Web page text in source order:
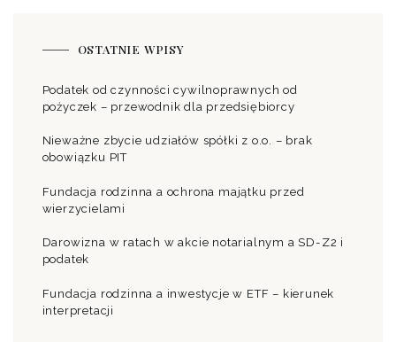
OSTATNIE WPISY
Podatek od czynności cywilnoprawnych od
pożyczek – przewodnik dla przedsiębiorcy
Nieważne zbycie udziałów spółki z o.o. – brak
obowiązku PIT
Fundacja rodzinna a ochrona majątku przed
wierzycielami
Darowizna w ratach w akcie notarialnym a SD-Z2 i
podatek
Fundacja rodzinna a inwestycje w ETF – kierunek
interpretacji